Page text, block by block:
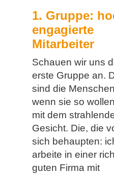
1. Gruppe:
engagierte
Mitarbeiter
Schauen wir uns
erste Gruppe an.
sind die
wenn sie so
mit dem
Gesicht. Die, die
sich behaupten:
arbeite in einer
guten Firma mit